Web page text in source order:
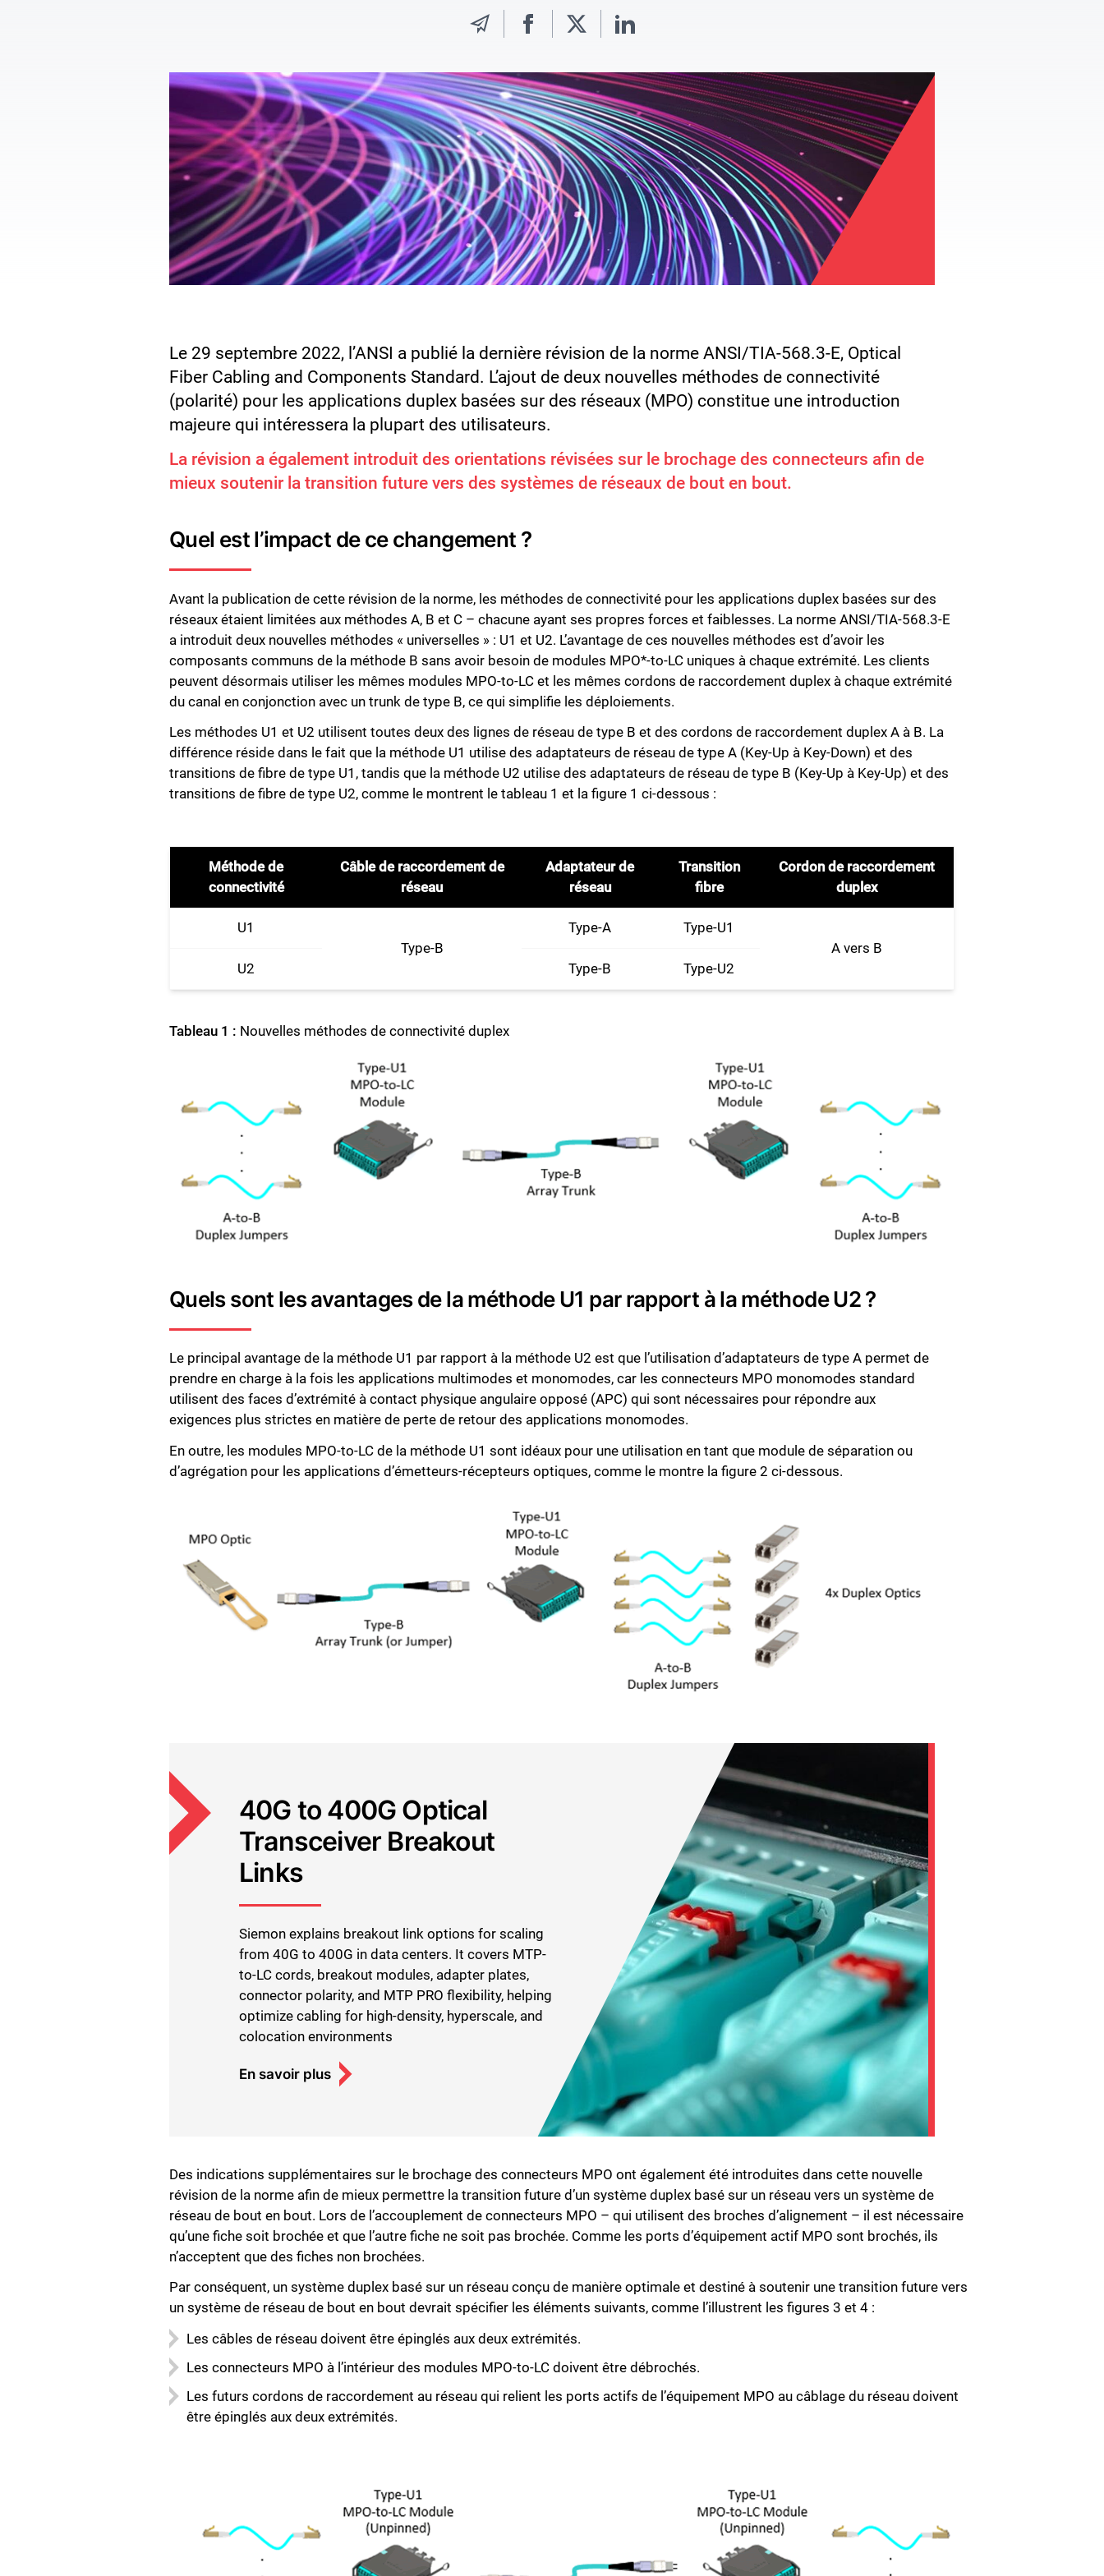
Le 29 septembre 2022, l’ANSI a publié la dernière révision de la norme ANSI/TIA-568.3-E, Optical
Fiber Cabling and Components Standard. L’ajout de deux nouvelles méthodes de connectivité
(polarité) pour les applications duplex basées sur des réseaux (MPO) constitue une introduction
majeure qui intéressera la plupart des utilisateurs.
La révision a également introduit des orientations révisées sur le brochage des connecteurs afin de
mieux soutenir la transition future vers des systèmes de réseaux de bout en bout.
Quel est l’impact de ce changement ?
Avant la publication de cette révision de la norme, les méthodes de connectivité pour les applications duplex basées sur des
réseaux étaient limitées aux méthodes A, B et C – chacune ayant ses propres forces et faiblesses. La norme ANSI/TIA-568.3-E
a introduit deux nouvelles méthodes « universelles » : U1 et U2. L’avantage de ces nouvelles méthodes est d’avoir les
composants communs de la méthode B sans avoir besoin de modules MPO*-to-LC uniques à chaque extrémité. Les clients
peuvent désormais utiliser les mêmes modules MPO-to-LC et les mêmes cordons de raccordement duplex à chaque extrémité
du canal en conjonction avec un trunk de type B, ce qui simplifie les déploiements.
Les méthodes U1 et U2 utilisent toutes deux des lignes de réseau de type B et des cordons de raccordement duplex A à B. La
différence réside dans le fait que la méthode U1 utilise des adaptateurs de réseau de type A (Key-Up à Key-Down) et des
transitions de fibre de type U1, tandis que la méthode U2 utilise des adaptateurs de réseau de type B (Key-Up à Key-Up) et des
transitions de fibre de type U2, comme le montrent le tableau 1 et la figure 1 ci-dessous :
Méthode de
connectivité
Câble de raccordement de
réseau
Adaptateur de
réseau
Transition
fibre
Cordon de raccordement
duplex
U1
Type-B
Type-A
Type-U1
A vers B
U2
Type-B Type-U2
Tableau 1 : Nouvelles méthodes de connectivité duplex
Quels sont les avantages de la méthode U1 par rapport à la méthode U2 ?
Le principal avantage de la méthode U1 par rapport à la méthode U2 est que l’utilisation d’adaptateurs de type A permet de
prendre en charge à la fois les applications multimodes et monomodes, car les connecteurs MPO monomodes standard
utilisent des faces d’extrémité à contact physique angulaire opposé (APC) qui sont nécessaires pour répondre aux
exigences plus strictes en matière de perte de retour des applications monomodes.
En outre, les modules MPO-to-LC de la méthode U1 sont idéaux pour une utilisation en tant que module de séparation ou
d’agrégation pour les applications d’émetteurs-récepteurs optiques, comme le montre la figure 2 ci-dessous.
40G to 400G Optical
Transceiver Breakout
Links
Siemon explains breakout link options for scaling
from 40G to 400G in data centers. It covers MTP-
to-LC cords, breakout modules, adapter plates,
connector polarity, and MTP PRO flexibility, helping
optimize cabling for high-density, hyperscale, and
colocation environments
En savoir plus
Des indications supplémentaires sur le brochage des connecteurs MPO ont également été introduites dans cette nouvelle
révision de la norme afin de mieux permettre la transition future d’un système duplex basé sur un réseau vers un système de
réseau de bout en bout. Lors de l’accouplement de connecteurs MPO – qui utilisent des broches d’alignement – il est nécessaire
qu’une fiche soit brochée et que l’autre fiche ne soit pas brochée. Comme les ports d’équipement actif MPO sont brochés, ils
n’acceptent que des fiches non brochées.
Par conséquent, un système duplex basé sur un réseau conçu de manière optimale et destiné à soutenir une transition future vers
un système de réseau de bout en bout devrait spécifier les éléments suivants, comme l’illustrent les figures 3 et 4 :
Les câbles de réseau doivent être épinglés aux deux extrémités.
Les connecteurs MPO à l’intérieur des modules MPO-to-LC doivent être débrochés.
Les futurs cordons de raccordement au réseau qui relient les ports actifs de l’équipement MPO au câblage du réseau doivent
être épinglés aux deux extrémités.